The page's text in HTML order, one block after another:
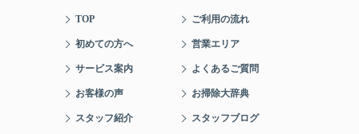
TOP ご利用の流れ
初めての方へ 営業エリア
サービス案内 よくあるご質問
お客様の声 お掃除大辞典
スタッフ紹介 スタッフブログ